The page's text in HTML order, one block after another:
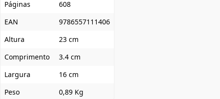
Páginas
608
EAN
9786557111406
Altura
23 cm
Comprimento
3.4 cm
Largura
16 cm
Peso
0,89 Kg